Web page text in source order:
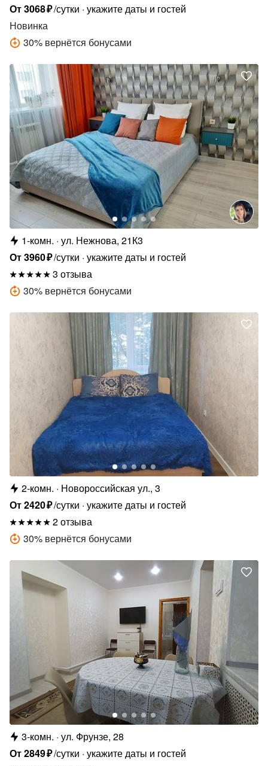
От3068₽/сутки укажите даты и гостей
Новинка
30% вернётся бонусами
1-комн. ул. Нежнова, 21К3
От3960₽/сутки укажите даты и гостей
3 отзыва
30% вернётся бонусами
2-комн.
Новороссийская ул., 3
От2420₽/сутки укажите даты и гостей
2 отзыва
30% вернётся бонусами
3-комн. ул. Фрунзе, 28
От2849₽/сутки укажите даты и гостей